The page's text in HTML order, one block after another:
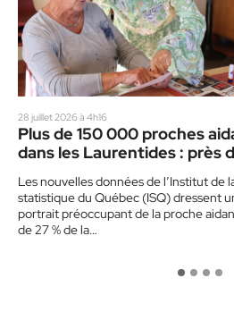
28 juillet 2026 à 4h16
Plus de 150 000 proches
dans les Laurentides : près
comme telle
Les nouvelles données de l’Institut de
statistique du Québec (ISQ) dressent
portrait préoccupant de la proche
de 27 % de la…